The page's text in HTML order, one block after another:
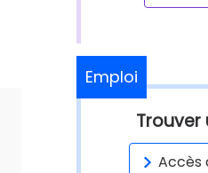
Emploi
Trouver
Accès